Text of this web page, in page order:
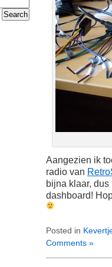
Aangezien ik
radio van
bijna klaar,
dashboard!
Posted in
Comments »